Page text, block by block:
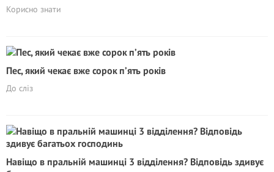
Корисно знати
Пес, який чекає вже сорок п’ять років
До сліз
Навіщо в пральній машинці 3 відділення? Відповiдь здивує